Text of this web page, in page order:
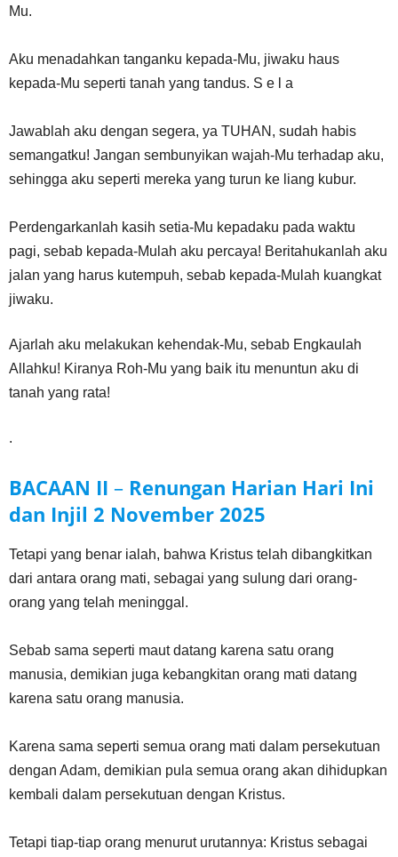
Mu.
Aku menadahkan tanganku kepada-Mu, jiwaku haus
kepada-Mu seperti tanah yang tandus. S e l a
Jawablah aku dengan segera, ya TUHAN, sudah habis
semangatku! Jangan sembunyikan wajah-Mu terhadap aku,
sehingga aku seperti mereka yang turun ke liang kubur.
Perdengarkanlah kasih setia-Mu kepadaku pada waktu
pagi, sebab kepada-Mulah aku percaya! Beritahukanlah aku
jalan yang harus kutempuh, sebab kepada-Mulah kuangkat
jiwaku.
Ajarlah aku melakukan kehendak-Mu, sebab Engkaulah
Allahku! Kiranya Roh-Mu yang baik itu menuntun aku di
tanah yang rata!
.
BACAAN II – Renungan Harian Hari Ini
dan Injil 2 November 2025
Tetapi yang benar ialah, bahwa Kristus telah dibangkitkan
dari antara orang mati, sebagai yang sulung dari orang-
orang yang telah meninggal.
Sebab sama seperti maut datang karena satu orang
manusia, demikian juga kebangkitan orang mati datang
karena satu orang manusia.
Karena sama seperti semua orang mati dalam persekutuan
dengan Adam, demikian pula semua orang akan dihidupkan
kembali dalam persekutuan dengan Kristus.
Tetapi tiap-tiap orang menurut urutannya: Kristus sebagai